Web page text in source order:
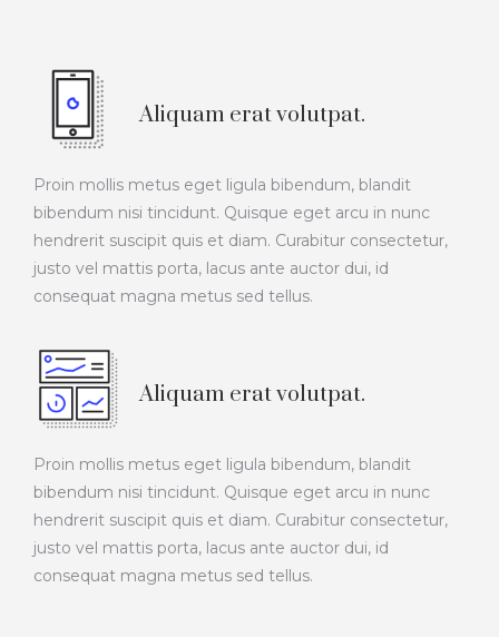
Aliquam erat volutpat.
Proin mollis metus eget ligula bibendum, blandit
bibendum nisi tincidunt. Quisque eget arcu in nunc
hendrerit suscipit quis et diam. Curabitur consectetur,
justo vel mattis porta, lacus ante auctor dui, id
consequat magna metus sed tellus.
Aliquam erat volutpat.
Proin mollis metus eget ligula bibendum, blandit
bibendum nisi tincidunt. Quisque eget arcu in nunc
hendrerit suscipit quis et diam. Curabitur consectetur,
justo vel mattis porta, lacus ante auctor dui, id
consequat magna metus sed tellus.